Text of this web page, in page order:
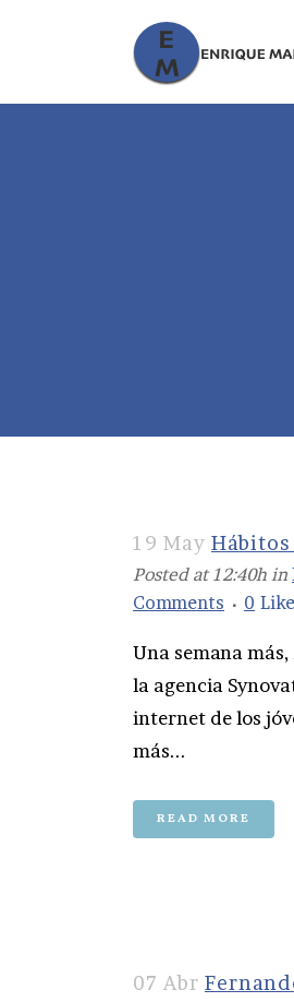
19 May
Posted at 12:40h in
Comments
0
Una semana
la agencia
internet de los
más...
READ MORE
07 Abr